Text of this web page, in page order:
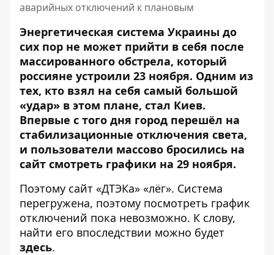
аварийных отключений к плановым
Энергетическая система Украины до
сих пор не может прийти в себя после
массированного обстрела, который
россияне устроили 23 ноября. Одним из
тех, кто взял на себя самый большой
«удар» в этом плане, стал Киев.
Впервые с того дня город перешёл на
стабилизационные отключения света,
и пользователи массово бросились на
сайт смотреть графики на 29 ноября.
Поэтому сайт «ДТЭКа» «лёг». Система
перегружена, поэтому посмотреть график
отключений пока невозможно. К слову,
найти его впоследствии можно будет
здесь.